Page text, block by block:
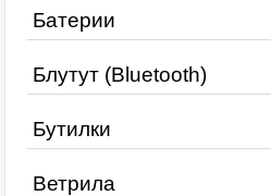
Батерии
Блутут (Bluetooth)
Бутилки
Ветрила